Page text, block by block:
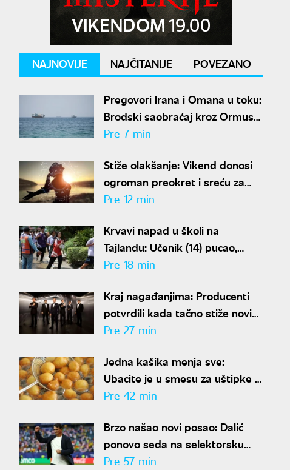
NAJNOVIJE NAJČITANIJE POVEZANO
Pregovori Irana i Omana u toku:
Brodski saobraćaj kroz Ormuski
moreuz smanjen
Pre 7 min
Stiže olakšanje: Vikend donosi
ogroman preokret i sreću za
ova tri horoskopska znaka
Pre 12 min
Krvavi napad u školi na
Tajlandu: Učenik (14) pucao,
sedmoro mrtvih
Pre 18 min
Kraj nagađanjima: Producenti
potvrdili kada tačno stiže novi
Džejms Bond – dva imena su u
Pre 27 min
Jedna kašika menja sve:
Ubacite je u smesu za uštipke i
biće mekani kao duša
Pre 42 min
Brzo našao novi posao: Dalić
ponovo seda na selektorsku
klupu za pet miliona evra
Pre 57 min